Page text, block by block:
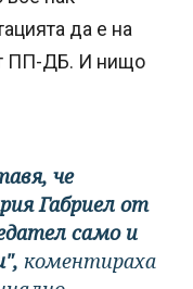
да е на
ПП-ДБ. И нищо
че
Габриел от
само и
коментираха